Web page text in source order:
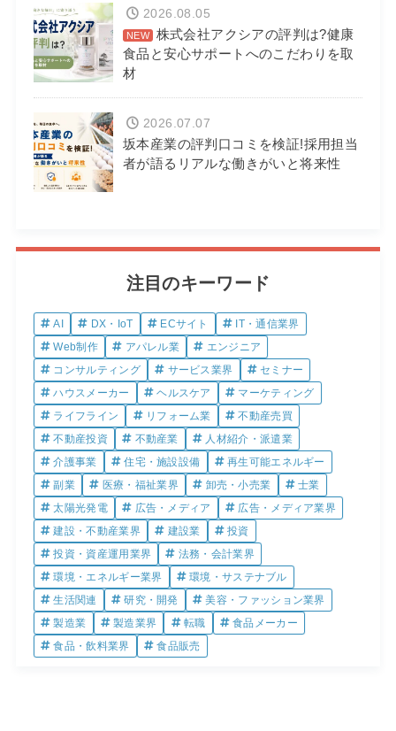
株式会社アクシアの評判は?健康
食品と安心サポートへのこだわりを取
材
2026.08.05
坂本産業の評判口コミを検証!採用担当
者が語るリアルな働きがいと将来性
2026.07.07
注目のキーワード
AI DX・IoT ECサイト
IT・通信業界
Web制作
アパレル業
エンジニア
コンサルティング
サービス業界
セミナー
ハウスメーカー
ヘルスケア
マーケティング
ライフライン
リフォーム業
不動産売買
不動産投資
不動産業
人材紹介・派遣業
介護事業
住宅・施設設備
再生可能エネルギー
副業
医療・福祉業界 卸売・小売業
士業
太陽光発電
広告・メディア
広告・メディア業界
建設・不動産業界
建設業
投資
投資・資産運用業界
法務・会計業界
環境・エネルギー業界
環境・サステナブル
生活関連
研究・開発
美容・ファッション業界
製造業
製造業界 転職
食品メーカー
食品・飲料業界
食品販売